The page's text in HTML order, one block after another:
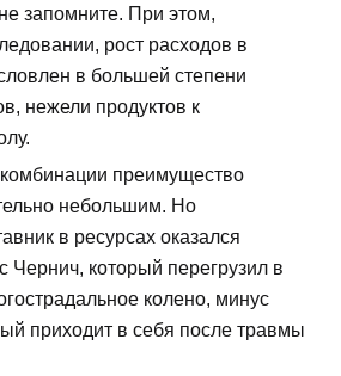
запомните. При этом,
рост расходов в
в большей степени
нежели продуктов к
преимущество
небольшим. Но
в ресурсах оказался
Чернич, который перегрузил в
колено, минус
приходит в себя после травмы